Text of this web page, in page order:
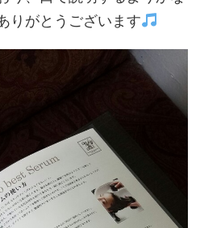
りがとうございます